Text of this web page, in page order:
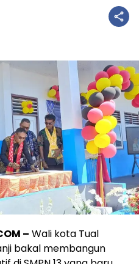
– Wali kota Tual
bakal membangun